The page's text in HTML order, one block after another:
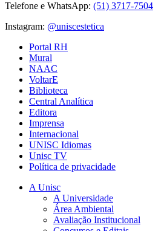
Telefone e WhatsApp: (51) 3717-7504
Instagram: @uniscestetica
Portal RH
Mural
NAAC
VoltarE
Biblioteca
Central Analítica
Editora
Imprensa
Internacional
UNISC Idiomas
Unisc TV
Política de privacidade
A Unisc
A Universidade
Área Ambiental
Avaliação Institucional